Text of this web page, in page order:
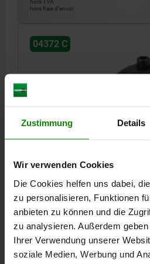
Zustimmung Details
Wir verwenden Cookies
Die Cookies helfen uns dabei,
zu personalisieren, Funktionen
anbieten zu können und die
zu analysieren. Außerdem
Ihrer Verwendung unserer
soziale Medien, Werbung und
hors TVA
hors frais d’envoi
04372 C
VÉRIN DE BRIDAGE AVEC TIGE
PLAGE DE SERRAGE MAX. H5=15
VIS À TÊTE CYLINDRIQUE DIN
COUPLE DE SERRAGE MAX. NM=150
Référence:04372-316150